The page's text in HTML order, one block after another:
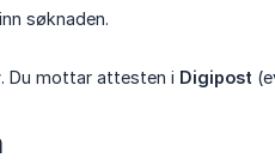
søknaden.
. Du mottar attesten i Digipost